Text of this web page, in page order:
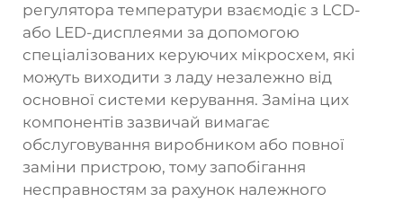
регулятора температури взаємодіє з LCD-
або LED-дисплеями за допомогою
спеціалізованих керуючих мікросхем, які
можуть виходити з ладу незалежно від
основної системи керування. Заміна цих
компонентів зазвичай вимагає
обслуговування виробником або повної
заміни пристрою, тому запобігання
несправностям за рахунок належного